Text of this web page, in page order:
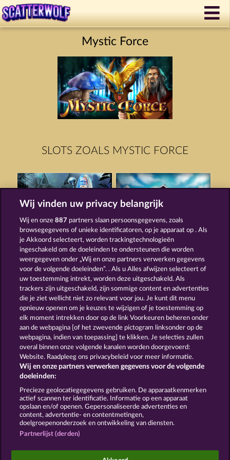
Mystic Force
SLOTS ZOALS MYSTIC FORCE
CRYSTAL BALL THE GUARDIAN GOD: HEIMDALL'S HORN
DRAGONHEART THE NIBELUNG LEGENDS GATES OF ISHTAR
Algemene voorwaarden Privacyverklaring
Colofon Bedrijf FAQ Facebook
Terugbetalingsverzoek indienen
Sociale casino games zijn enkel bedoeld voor
Wij vinden uw privacy belangrijk
Wij en onze887 partners slaan persoonsgegevens, zoals
browsegegevens of unieke identificatoren, op je apparaat op . Als
je Akkoord selecteert, worden trackingtechnologieën
ingeschakeld om de doeleinden te ondersteunen die worden
weergegeven onder „Wij en onze partners verwerken gegevens
voor de volgende doeleinden”. . Als u Alles afwijzen selecteert of
uw toestemming intrekt, worden deze uitgeschakeld. Als
trackers zijn uitgeschakeld, zijn sommige content en advertenties
die je ziet wellicht niet zo relevant voor jou. Je kunt dit menu
opnieuw openen om je keuzes te wijzigen of je toestemming op
elk moment intrekken door op de link Voorkeuren beheren onder
aan de webpagina [of het zwevende pictogram linksonder op de
webpagina, indien van toepassing] te klikken. Je selecties zullen
overal binnen onze volgende kanalen worden doorgevoerd:
Website. Raadpleeg ons privacybeleid voor meer informatie.
Wij en onze partners verwerken gegevens voor de volgende
doeleinden:
Precieze geolocatiegegevens gebruiken. De apparaatkenmerken
actief scannen ter identificatie. Informatie op een apparaat
opslaan en/of openen. Gepersonaliseerde advertenties en
content, advertentie- en contentmetingen,
doelgroepenonderzoek en ontwikkeling van diensten.
Partnerlijst (derden)